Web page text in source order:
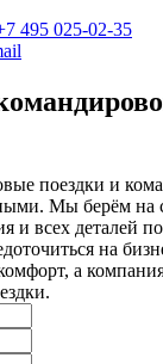
495 025-02-35
поездки и
Мы берём на
и всех деталей
на
а